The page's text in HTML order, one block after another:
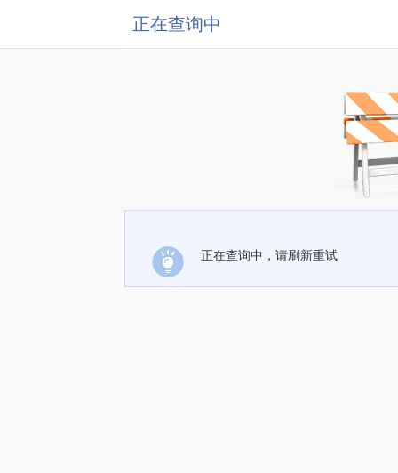
正在查询中
正在查询中，请刷新重试